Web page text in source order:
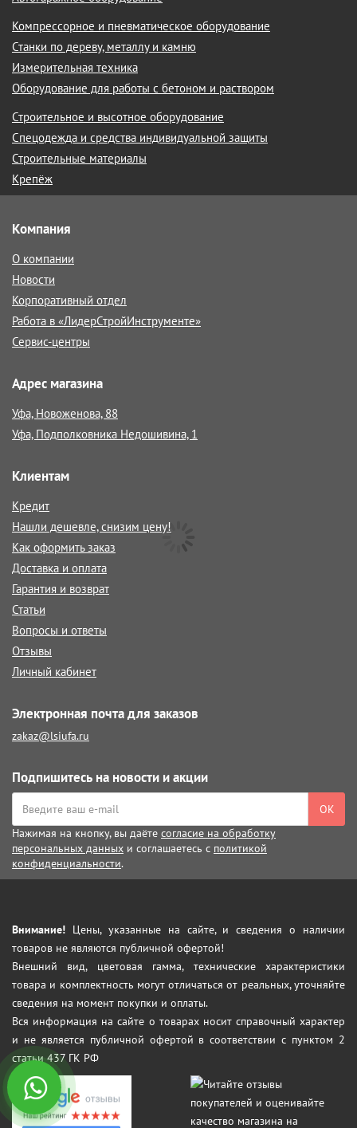
Компрессорное и пневматическое оборудование
Станки по дереву, металлу и камню
Измерительная техника
Оборудование для работы с бетоном и раствором
Строительное и высотное оборудование
Спецодежда и средства индивидуальной защиты
Строительные материалы
Крепёж
Компания
О компании
Новости
Корпоративный отдел
Работа в «ЛидерСтройИнструменте»
Сервис-центры
Адрес магазина
Уфа, Новоженова, 88
Уфа, Подполковника Недошивина, 1
Клиентам
Кредит
Нашли дешевле, снизим цену!
Как оформить заказ
Доставка и оплата
Гарантия и возврат
Статьи
Вопросы и ответы
Отзывы
Личный кабинет
Электронная почта для заказов
zakaz@lsiufa.ru
Подпишитесь на новости и акции
ОК
Нажимая на кнопку, вы даёте согласие на обработку
персональных данных и соглашаетесь с политикой
конфиденциальности.
Внимание! Цены, указанные на сайте, и сведения о наличии
товаров не являются публичной офертой!
Внешний вид, цветовая гамма, технические характеристики
товара и комплектность могут отличаться от реальных, уточняйте
сведения на момент покупки и оплаты.
Вся информация на сайте о товарах носит справочный характер
и не является публичной офертой в соответствии с пунктом 2
статьи 437 ГК РФ